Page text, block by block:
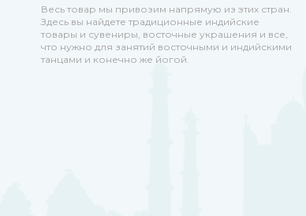
Весь товар мы привозим напрямую из этих стран.
Здесь вы найдете традиционные индийские
товары и сувениры, восточные украшения и все,
что нужно для занятий восточными и индийскими
танцами и конечно же йогой.